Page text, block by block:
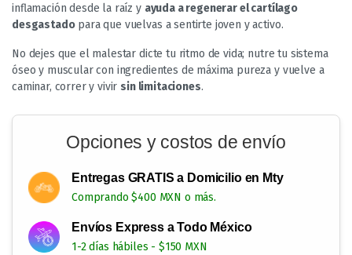
inflamación desde la raíz y ayuda a regenerar el cartílago
desgastadopara que vuelvas a sentirte joven y activo.
No dejes que el malestar dicte tu ritmo de vida; nutre tu sistema
óseo y muscular con ingredientes de máxima pureza y vuelve a
caminar, correr y vivir sin limitaciones.
Opciones y costos de envío
Entregas GRATIS a Domicilio en Mty
Comprando $400 MXN o más.
Envíos Express a Todo México
1-2 días hábiles - $150 MXN